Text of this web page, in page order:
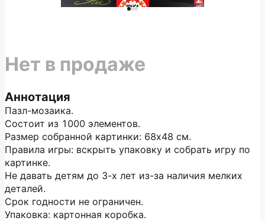
Аннотация
Пазл-мозаика.
Состоит из 1000 элементов.
Размер собранной картинки: 68х48 см.
Правила игры: вскрыть упаковку и собрать игру по
картинке.
Не давать детям до 3-х лет из-за наличия мелких
деталей.
Срок годности не ограничен.
Упаковка: картонная коробка.
Нет в продаже